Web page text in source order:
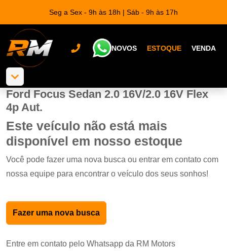
Seg a Sex - 9h às 18h | Sáb - 9h às 17h
NOVOS ESTOQUE VENDA
Ford Focus Sedan 2.0 16V/2.0 16V Flex
4p Aut.
Este veículo não está mais
disponível em nosso estoque
Você pode fazer uma nova busca ou entrar em contato com
nossa equipe para encontrar o veículo dos seus sonhos!
Fazer uma nova busca
Entre em contato pelo Whatsapp da RM Motors